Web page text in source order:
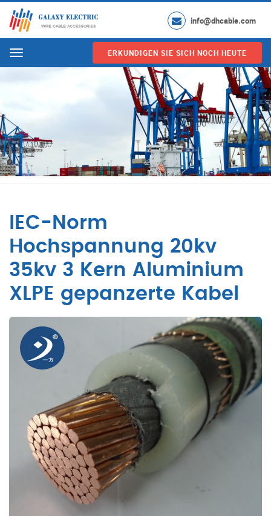
info@dhcable.com
Menu ERKUNDIGEN SIE SICH NOCH HEUTE
IEC-Norm
Hochspannung 20kv
35kv 3 Kern Aluminium
XLPE gepanzerte Kabel